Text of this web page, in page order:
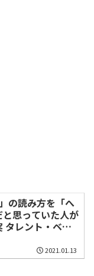
の読み方を「へ
思っていた人が
タレント・ベッ
2021.01.13